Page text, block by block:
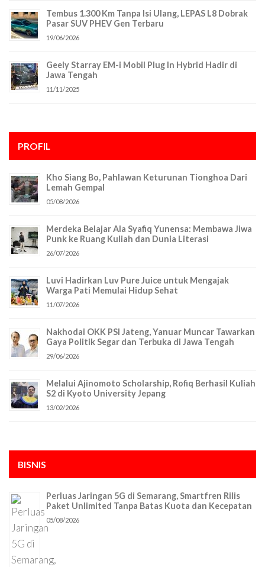
Tembus 1.300 Km Tanpa Isi Ulang, LEPAS L8 Dobrak
Pasar SUV PHEV Gen Terbaru
19/06/2026
Geely Starray EM-i Mobil Plug In Hybrid Hadir di
Jawa Tengah
11/11/2025
PROFIL
Kho Siang Bo, Pahlawan Keturunan Tionghoa Dari
Lemah Gempal
05/08/2026
Merdeka Belajar Ala Syafiq Yunensa: Membawa Jiwa
Punk ke Ruang Kuliah dan Dunia Literasi
26/07/2026
Luvi Hadirkan Luv Pure Juice untuk Mengajak
Warga Pati Memulai Hidup Sehat
11/07/2026
Nakhodai OKK PSI Jateng, Yanuar Muncar Tawarkan
Gaya Politik Segar dan Terbuka di Jawa Tengah
29/06/2026
Melalui Ajinomoto Scholarship, Rofiq Berhasil Kuliah
S2 di Kyoto University Jepang
13/02/2026
BISNIS
Perluas Jaringan 5G di Semarang, Smartfren Rilis
Paket Unlimited Tanpa Batas Kuota dan Kecepatan
05/08/2026